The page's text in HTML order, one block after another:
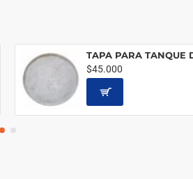
$45.000